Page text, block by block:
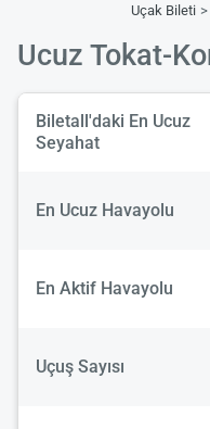
Uçak Bileti
Ucuz Tokat-
Biletall'daki En Ucuz
Seyahat
En Ucuz Havayolu
En Aktif Havayolu
Uçuş Sayısı